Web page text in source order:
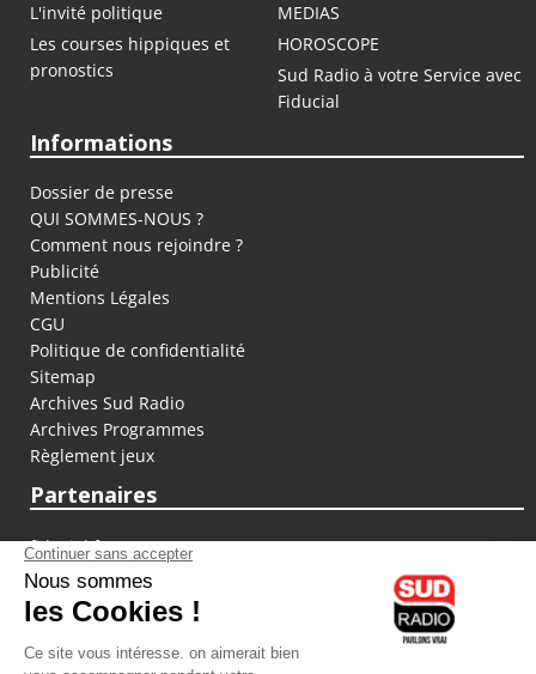
L'invité politique
MEDIAS
Les courses hippiques et
pronostics
HOROSCOPE
Sud Radio à votre Service avec
Fiducial
Informations
Dossier de presse
QUI SOMMES-NOUS ?
Comment nous rejoindre ?
Publicité
Mentions Légales
CGU
Politique de confidentialité
Sitemap
Archives Sud Radio
Archives Programmes
Règlement jeux
Partenaires
fiducial.fr
lyoncapitale.fr
olympique-et-lyonnais.com
L'application Iphone / Android